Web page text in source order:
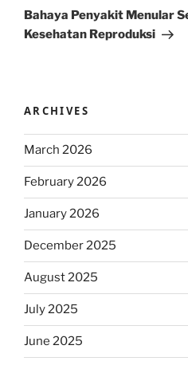
Post
Bahaya Penyakit Menular
Kesehatan Reproduksi
ARCHIVES
March 2026
February 2026
January 2026
December 2025
August 2025
July 2025
June 2025